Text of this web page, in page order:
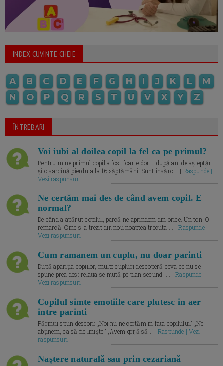
INDEX CUVINTE CHEIE
A B C D E F G H I J K L
M
N
O P Q R S T U V X Y Z
ÎNTREBARI
Voi iubi al doilea copil la fel ca pe primul?
Pentru mine primul copil a fost foarte dorit, după ani de așteptări
și o sarcină pierduta la 16 săptămâni. Sunt însărc... | Raspunde |
Vezi raspunsuri
Ne certăm mai des de când avem copil. E
normal?
De când a apărut copilul, parcă ne aprindem din orice. Un ton. O
remarcă. Cine s-a trezit din nou noaptea trecuta.... |Raspunde |
Vezi raspunsuri
Cum ramanem un cuplu, nu doar parinti
După apariția copiilor, multe cupluri descoperă ceva ce nu se
spune prea des: relația se mută pe plan secund. ... |Raspunde |
Vezi raspunsuri
Copilul simte emotiile care plutesc in aer
intre parinti
Părinții spun deseori: „Noi nu ne certăm în fața copilului.” „Ne
abținem, ca să fie liniște.” „Avem grijă să... | Raspunde | Vezi
raspunsuri
Naștere naturală sau prin cezariană